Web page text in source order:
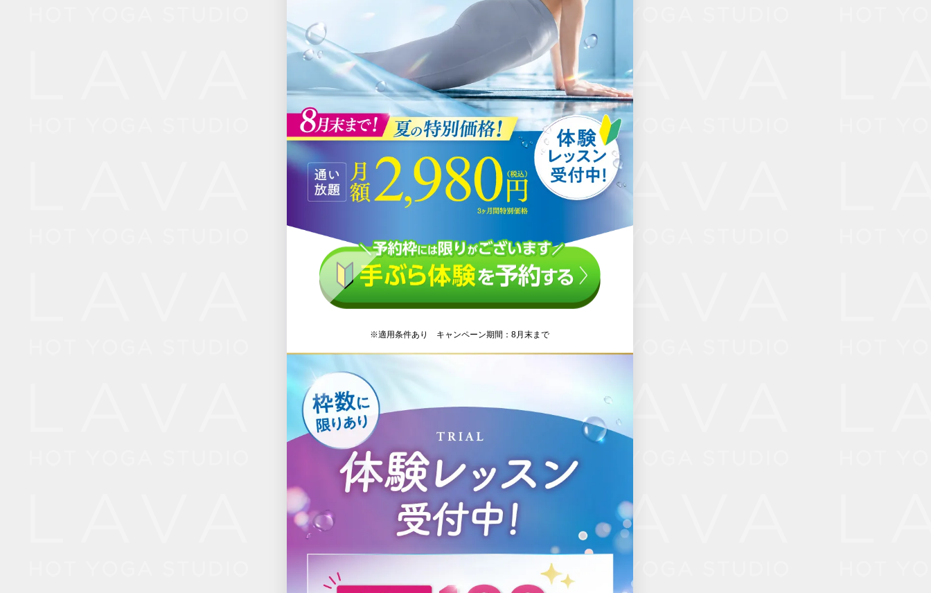
※適用条件あり キャンペーン期間：8月末まで